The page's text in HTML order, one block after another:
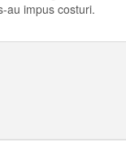
au impus costuri.